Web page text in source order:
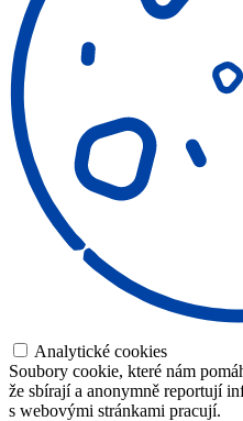
Analytické cookies
Soubory cookie, které nám
že sbírají a anonymně reportují
s webovými stránkami pracují.